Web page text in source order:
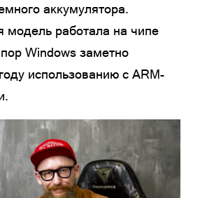
аккумулятора.
модель работала на чипе
Windows заметно
использованию с ARM-